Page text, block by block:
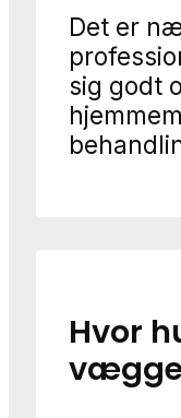
Det er
sig godt
Hvor